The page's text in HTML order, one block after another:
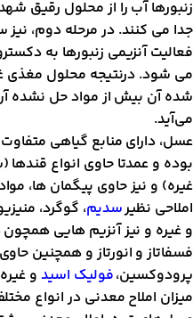
کنند. در مرحله دوم، نیز
آنزیمی زنبورها به دکستروز،
درنتیجه محلول مغذی غلیظی
بیش از مواد حل نشده آن ها
منابع گیاهی متفاوت و
حاوی انواع قندها
نیز حاوی پیگمان ها، مواد
نظیرسدیم، گوگرد، منیزیوم،
نیز آنزیم هایی همچون دیاستاز،
و انورتاز و همچنین حاوی
فولیک اسیدو غیره
معدنی در انواع مختلف